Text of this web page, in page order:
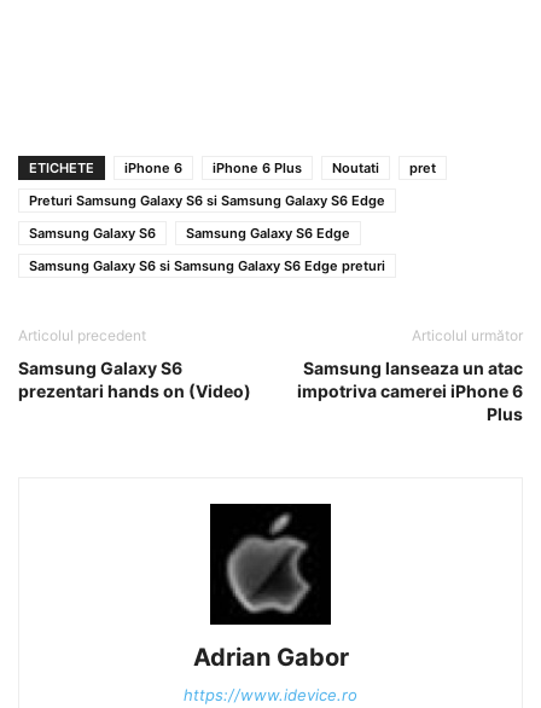
ETICHETE iPhone 6 iPhone 6 Plus Noutati
pret
Preturi Samsung Galaxy S6 si Samsung Galaxy S6 Edge
Samsung Galaxy S6
Samsung Galaxy S6 Edge
Samsung Galaxy S6 si Samsung Galaxy S6 Edge preturi
Articolul precedent
Samsung Galaxy S6
prezentari hands on (Video)
Articolul următor
Samsung lanseaza un atac
impotriva camerei iPhone 6
Plus
Adrian Gabor
https://www.idevice.ro